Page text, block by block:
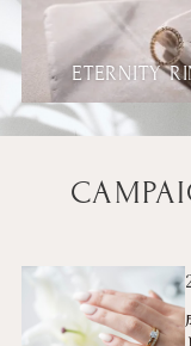
ETERNITY